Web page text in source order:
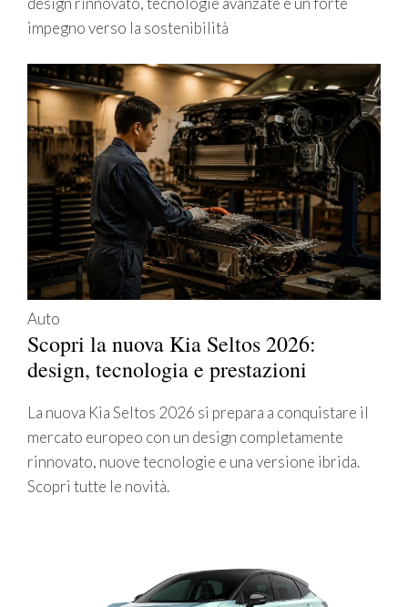
impegno verso la sostenibilità
Auto
Scopri la nuova Kia Seltos 2026:
design, tecnologia e prestazioni
La nuova Kia Seltos 2026 si prepara a conquistare il
mercato europeo con un design completamente
rinnovato, nuove tecnologie e una versione ibrida.
Scopri tutte le novità.